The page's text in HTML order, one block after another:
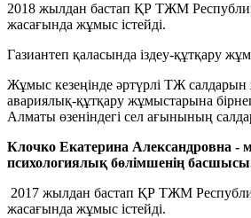
2018 жылдан бастап ҚР ТЖМ
жасағында жұмыс істейді.
Газиантеп қаласында іздеу-құтқару
Жұмыс кезеңінде әртүрлі ТЖ
авариялық-құтқару жұмыстарына
Алматы өзеніндегі сел ағынының
Клочко Екатерина Александровна -
психологиялық бөлімшенің
2017 жылдан бастап ҚР ТЖМ
жасағында жұмыс істейді.